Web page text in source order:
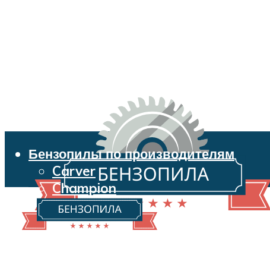
Бензопилы по производителям
Carver
Champion
Echo
Husqvarna